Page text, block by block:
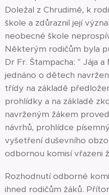
Doležal z Chrudimě, k
škole a zdůraznil její
neobecné škole
Některým rodičům byla
Dr Fr. Štampacha: " Jája
jednáno o dětech
třídy na základě
prohlídky a na základě
navrženým žákem
návrhů, prohlídce
vyšetření duševního
odbornou komisí vřazeni
Rozhodnutí odborné
ihned rodičům žáků.